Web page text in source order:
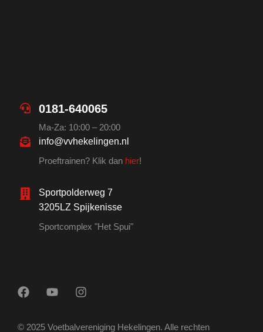
0181-640065
Ma-Za: 10:00 – 20:00
info@vvhekelingen.nl
Proeftrainen? Klik dan hier!
Sportpolderweg 7
3205LZ Spijkenisse
Sportcomplex "Het Spui"
© 2025 Voetbalvereniging Hekelingen. Alle rechten